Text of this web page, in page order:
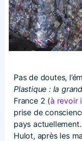
Pas de doutes,
Plastique : la
France 2 (à revoir
prise de
pays
Hulot, après les